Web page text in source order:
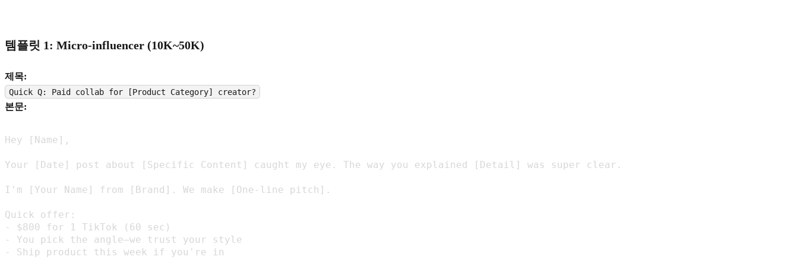
템플릿 1: Micro-influencer (10K~50K)
제목:
Quick Q: Paid collab for [Product Category] creator?
본문:
Hey [Name],
Your [Date] post about [Specific Content] caught my eye. The way you explained [Detail] was super clear.
I'm [Your Name] from [Brand]. We make [One-line pitch].
Quick offer:
- $800 for 1 TikTok (60 sec)
- You pick the angle—we trust your style
- Ship product this week if you're in